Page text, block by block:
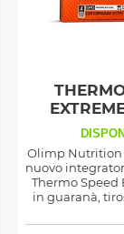
Olimp Nutrition
nuovo
Thermo Speed
in guaranà,